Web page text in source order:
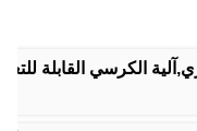
الكرسي القابلة